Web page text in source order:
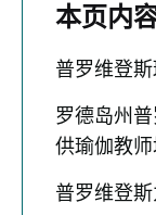
本页内
普罗维登
罗德岛州
供瑜伽教师
普罗维登